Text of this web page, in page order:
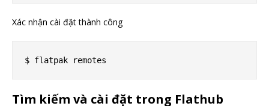
Xác nhận cài đặt thành công
Tìm kiếm và cài đặt trong Flathub